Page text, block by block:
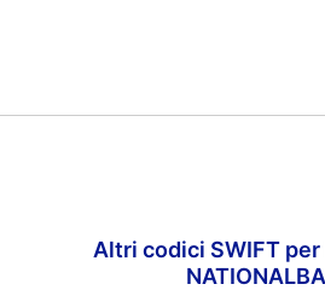
Altri codici SWIFT per